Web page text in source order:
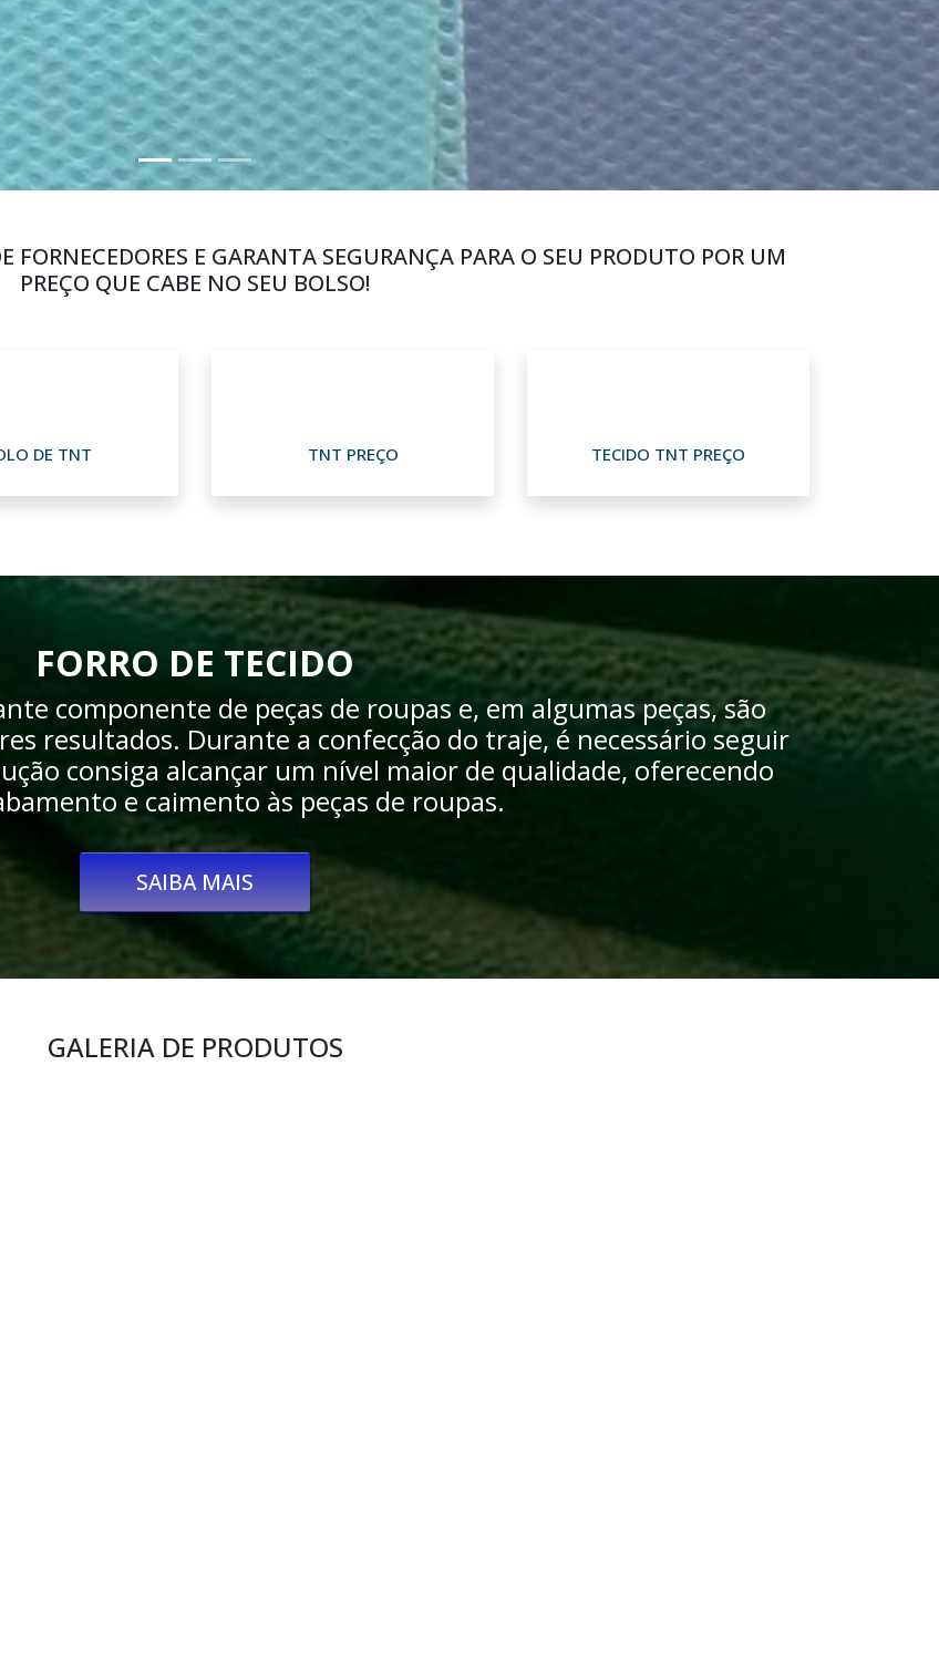
FORNECEDORES E GARANTA SEGURANÇA PARA O SEU PRODUTO POR UM
PREÇO QUE CABE NO SEU BOLSO!
DE TNT TNT PREÇO TECIDO TNT PREÇO
FORRO DE TECIDO
componente de peças de roupas e, em algumas peças, são
resultados. Durante a confecção do traje, é necessário seguir
consiga alcançar um nível maior de qualidade, oferecendo
e caimento às peças de roupas.
SAIBA MAIS
GALERIA DE PRODUTOS